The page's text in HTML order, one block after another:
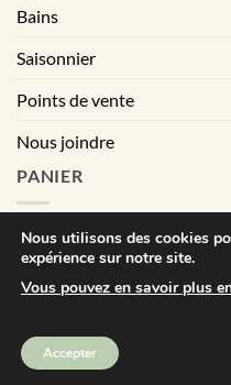
Bains
Saisonnier
Points de vente
Nous joindre
PANIER
Conditions générales de vente
Bébé Ô Chaud © Tout
Nous utilisons des cookies
expérience sur notre site.
Vous pouvez en savoir plus
Accepter